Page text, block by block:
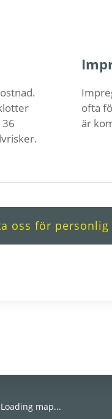
ofta
är
oss för
Loading map...